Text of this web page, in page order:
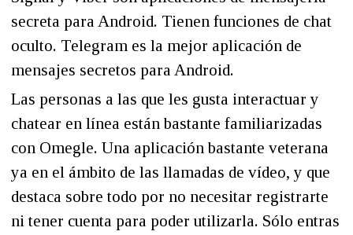
secreta para Android. Tienen funciones de chat
oculto. Telegram es la mejor aplicación de
mensajes secretos para Android.
Las personas a las que les gusta interactuar y
chatear en línea están bastante familiarizadas
con Omegle. Una aplicación bastante veterana
ya en el ámbito de las llamadas de vídeo, y que
destaca sobre todo por no necesitar registrarte
ni tener cuenta para poder utilizarla. Sólo entras